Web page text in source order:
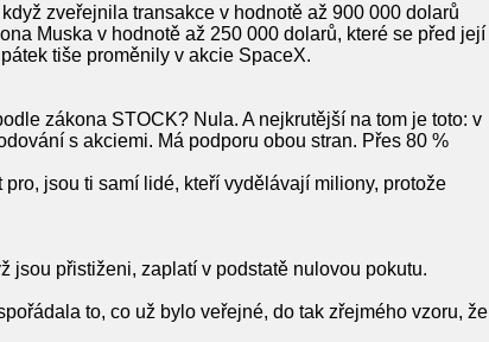
zveřejnila transakce v hodnotě až 900 000 dolarů
Muska v hodnotě až 250 000 dolarů, které se před její
tiše proměnily v akcie SpaceX.
zákona STOCK? Nula. A nejkrutější na tom je toto: v
s akciemi. Má podporu obou stran. Přes 80 %
jsou ti samí lidé, kteří vydělávají miliony, protože
jsou přistiženi, zaplatí v podstatě nulovou pokutu.
to, co už bylo veřejné, do tak zřejmého vzoru, že